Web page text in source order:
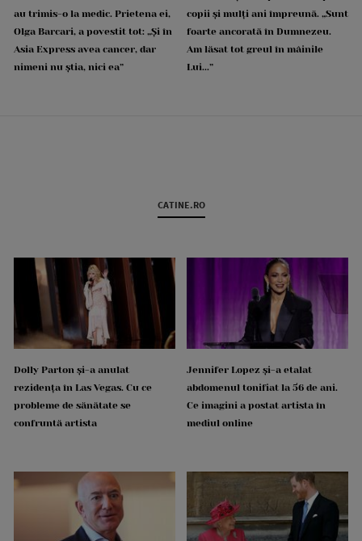
au trimis-o la medic. Prietena ei,
Olga Barcari, a povestit tot: „Și în
Asia Express avea cancer, dar
nimeni nu știa, nici ea”
copii și mulți ani împreună. „Sunt
foarte ancorată în Dumnezeu.
Am lăsat tot greul în mâinile
Lui...”
CATINE.RO
Dolly Parton și-a anulat
rezidența în Las Vegas. Cu ce
probleme de sănătate se
confruntă artista
Jennifer Lopez și-a etalat
abdomenul tonifiat la 56 de ani.
Ce imagini a postat artista în
mediul online